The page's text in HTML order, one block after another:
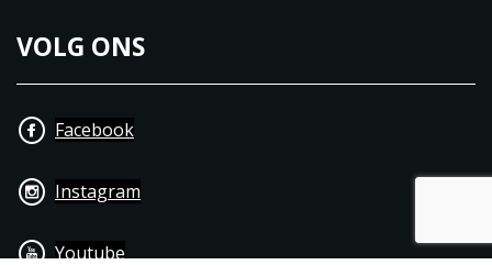
VOLG ONS
Facebook
Instagram
Youtube